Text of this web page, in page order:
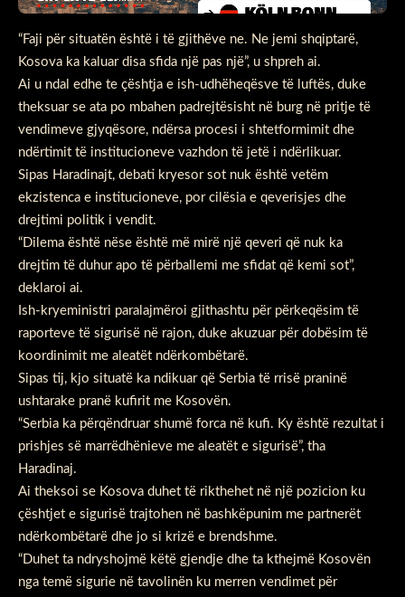
“Faji për situatën është i të gjithëve ne. Ne jemi shqiptarë,
Kosova ka kaluar disa sfida një pas një”, u shpreh ai.
Ai u ndal edhe te çështja e ish-udhëheqësve të luftës, duke
theksuar se ata po mbahen padrejtësisht në burg në pritje të
vendimeve gjyqësore, ndërsa procesi i shtetformimit dhe
ndërtimit të institucioneve vazhdon të jetë i ndërlikuar.
Sipas Haradinajt, debati kryesor sot nuk është vetëm
ekzistenca e institucioneve, por cilësia e qeverisjes dhe
drejtimi politik i vendit.
“Dilema është nëse është më mirë një qeveri që nuk ka
drejtim të duhur apo të përballemi me sfidat që kemi sot”,
deklaroi ai.
Ish-kryeministri paralajmëroi gjithashtu për përkeqësim të
raporteve të sigurisë në rajon, duke akuzuar për dobësim të
koordinimit me aleatët ndërkombëtarë.
Sipas tij, kjo situatë ka ndikuar që Serbia të rrisë praninë
ushtarake pranë kufirit me Kosovën.
“Serbia ka përqëndruar shumë forca në kufi. Ky është rezultat i
prishjes së marrëdhënieve me aleatët e sigurisë”, tha
Haradinaj.
Ai theksoi se Kosova duhet të rikthehet në një pozicion ku
çështjet e sigurisë trajtohen në bashkëpunim me partnerët
ndërkombëtarë dhe jo si krizë e brendshme.
“Duhet ta ndryshojmë këtë gjendje dhe ta kthejmë Kosovën
nga temë sigurie në tavolinën ku merren vendimet për